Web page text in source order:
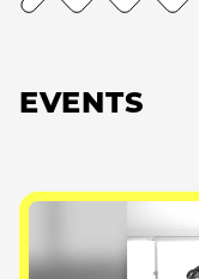
EVENTS